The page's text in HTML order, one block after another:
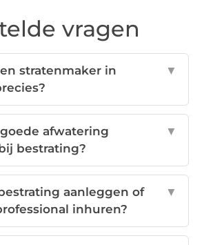
vragen
stratenmaker in
▼
afwatering
bestrating?
▼
aanleggen of
inhuren?
▼